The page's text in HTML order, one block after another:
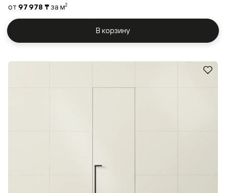
от 97 978 ₸ за м2
В корзину